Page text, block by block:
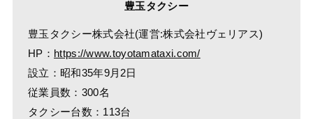
豊玉タクシー
豊玉タクシー株式会社(運営:株式会社ヴェリアス)
HP： https://www.toyotamataxi.com/
設立：昭和35年9月2日
従業員数：300名
タクシー台数：113台